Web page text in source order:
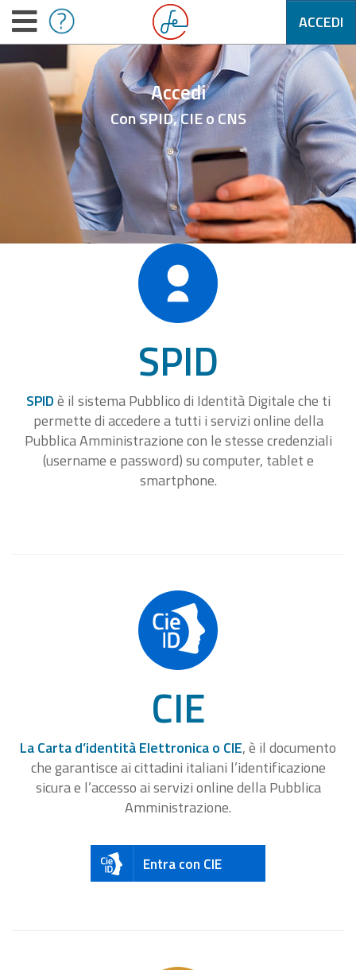
ACCEDI
Accedi
Con SPID, CIE o CNS
SPID
SPIDè il sistema Pubblico di Identità Digitale che ti
permette di accedere a tutti i servizi online della
Pubblica Amministrazione con le stesse credenziali
(username e password) su computer, tablet e
smartphone.
CIE
La Carta d’identità Elettronica o CIE, è il documento
che garantisce ai cittadini italiani l’identificazione
sicura e l’accesso ai servizi online della Pubblica
Amministrazione.
Entra con CIE